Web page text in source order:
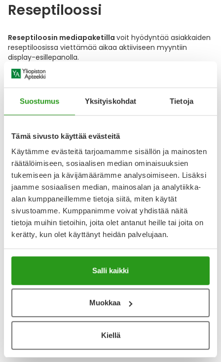
Suostumus Yksityiskohdat Tietoja
Tämä sivusto käyttää evästeitä
Käytämme evästeitä tarjoamamme sisällön ja mainosten
räätälöimiseen, sosiaalisen median ominaisuuksien
tukemiseen ja kävijämäärämme analysoimiseen. Lisäksi
jaamme sosiaalisen median, mainosalan ja analytiikka-
alan kumppaneillemme tietoja siitä, miten käytät
sivustoamme. Kumppanimme voivat yhdistää näitä
tietoja muihin tietoihin, joita olet antanut heille tai joita on
kerätty, kun olet käyttänyt heidän palvelujaan.
Salli kaikki
Muokkaa
Kiellä
Reseptiloossi
Reseptiloosin mediapaketilla voit hyödyntää asiakkaiden
reseptiloosissa viettämää aikaa aktiiviseen myyntiin
display-esillepanolla.
Tämä mediapaketti sopii myös itsehoitolääkkeille.
Näkyvyys:
max. 15 cm, leveys max. 15 cm, korkeus max. 30 cm)
Kesto:1 kuukausi
Hinta:4 990 €
Materiaalit: Tavarantoimittajalta tarvitaan valmiit
materiaalit.
Aineistot
Diginäytöt
Diginäytöillävarmistat kampanjasi näkyvyyden
mediapaketti sopii hyvin myös add-on-paketiksi toisen
mediapaketin tueksi.